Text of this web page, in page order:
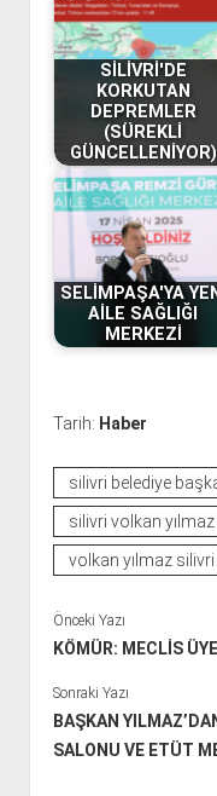
SİLİVRİ'DE
KORKUTAN
DEPREMLER
(SÜREKLİ
GÜNCELLENİYOR)
SELİMPAŞA'YA YENİ
AİLE SAĞLIĞI
MERKEZİ
Tarih: Haber
silivri belediye
silivri volkan yılmaz
volkan yılmaz silivri
Önceki Yazı
KÖMÜR: MECLİS
Sonraki Yazı
BAŞKAN
SALONU VE ETÜT